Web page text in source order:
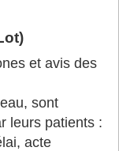
et avis des
sont
leurs patients :
acte